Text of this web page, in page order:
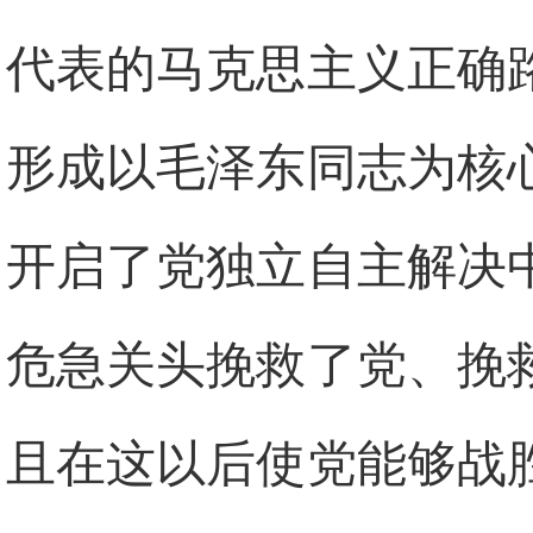
代表的马克思主义正确
形成以毛泽东同志为核
开启了党独立自主解决
危急关头挽救了党、挽
且在这以后使党能够战